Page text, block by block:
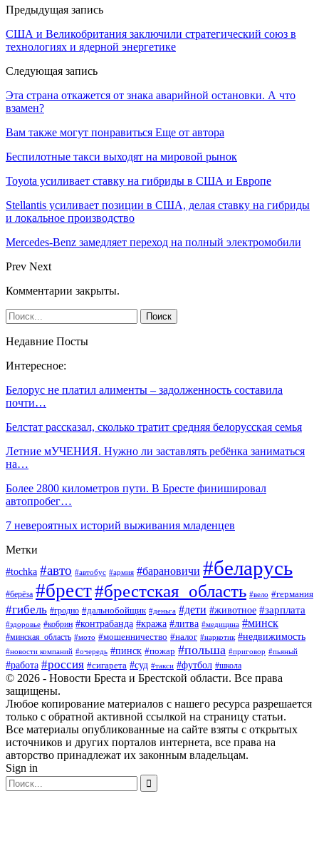
Предыдущая запись
США и Великобритания заключили стратегический союз в
технологиях и ядерной энергетике
Следующая запись
Эта страна откажется от знака аварийной остановки. А что
взамен?
Вам также могут понравиться Еще от автора
Беспилотные такси выходят на мировой рынок
Toyota усиливает ставку на гибриды в США и Европе
Stellantis усиливает позиции в США, делая ставку на гибриды
и локальное производство
Mercedes-Benz замедляет переход на полный электромобили
Prev Next
Комментарии закрыты.
Недавние Посты
Интересное:
Белорус не платил алименты – задолженность составила
почти…
Белстат рассказал, сколько тратит средняя белорусская семья
Летние мУЧЕНИЯ. Нужно ли заставлять ребёнка заниматься
на…
Более 2800 километров пути. В Бресте финишировал
автопробег…
7 невероятных историй выживания младенцев
Метки
#tochka #авто #автобус #армия #барановичи #беларусь
#берёза #брест#брестская_область #вело #германия
#гибель #гродно #дальнобойщик #деньга #дети #животное #зарплата
#здоровье #кобрин #контрабанда #кража #литва #медицина #минск
#минская_область #мото #мошенничество #налог #наркотик #недвижимость
#новости компаний #очередь #пинск #пожар #польша #приговор #пьяный
#работа #россия #сигарета #суд #такси #футбол #школа
© 2026 - Новости Бреста и Брестской области. Все права
защищены.
Любое копирование материалов с нашего ресурса разрешается
только с обратной активной ссылкой на страницу статьи.
Все материалы опубликованные на сайте взяты с открытых
источников и других порталов интернета, все права на
авторство принадлежат их законным владельцам.
Sign in